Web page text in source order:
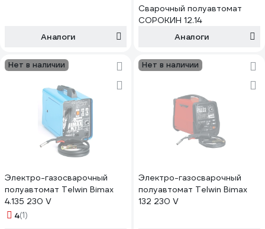
Аналоги
Сварочный полуавтомат
СОРОКИН 12.14
Аналоги
Нет в наличии
Электро-газосварочный
полуавтомат Telwin Bimax
4.135 230 V
4(1)
Нет в наличии
Электро-газосварочный
полуавтомат Telwin Bimax
132 230 V